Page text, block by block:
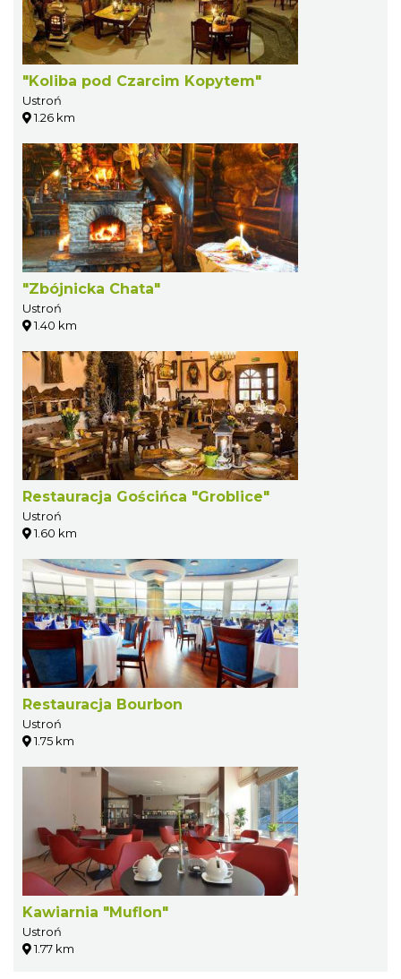
"Koliba pod Czarcim Kopytem"
Ustroń
1.26 km
"Zbójnicka Chata"
Ustroń
1.40 km
Restauracja Gościńca "Groblice"
Ustroń
1.60 km
Restauracja Bourbon
Ustroń
1.75 km
Kawiarnia "Muflon"
Ustroń
1.77 km